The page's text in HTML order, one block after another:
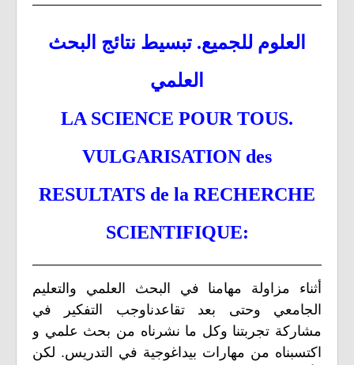
العلوم للجميع. تبسيط نتائج البحث
العلمي
LA SCIENCE POUR TOUS.
VULGARISATION des
RESULTATS de la RECHERCHE
SCIENTIFIQUE:
أثناء مزاولة مهامنا في البحث العلمي والتعليم
الجامعي وحتى بعد تقاعدناوجب التفكير في
مشاركة تجربتنا وكل ما نشرناه من بحث علمي و
اكتسبناه من مهارات بيداغوجية في التدريس. لكن